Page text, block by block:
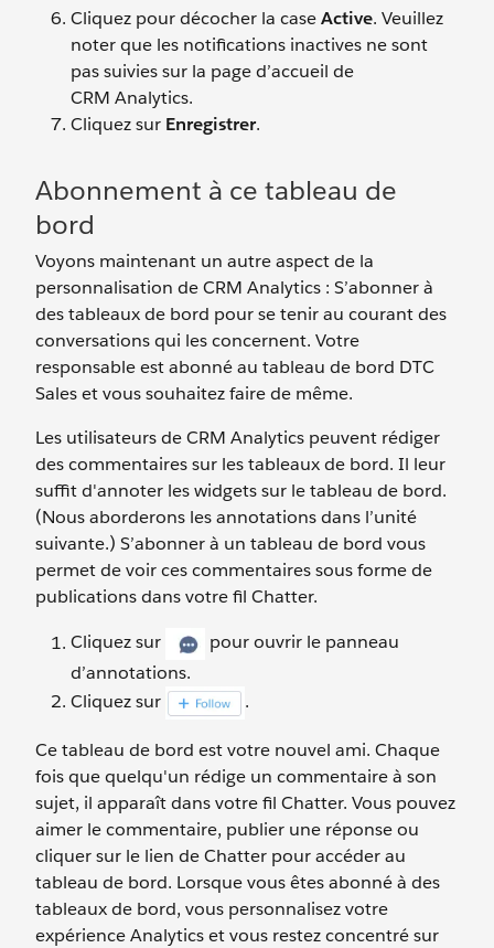
Cliquez pour décocher la caseActive. Veuillez
noter que les notifications inactives ne sont
pas suivies sur la page d’accueil de
CRM Analytics.
Cliquez sur Enregistrer.
Abonnement à ce tableau de
bord
Voyons maintenant un autre aspect de la
personnalisation de CRM Analytics : S’abonner à
des tableaux de bord pour se tenir au courant des
conversations qui les concernent. Votre
responsable est abonné au tableau de bord DTC
Sales et vous souhaitez faire de même.
Les utilisateurs de CRM Analytics peuvent rédiger
des commentaires sur les tableaux de bord. Il leur
suffit d'annoter les widgets sur le tableau de bord.
(Nous aborderons les annotations dans l’unité
suivante.) S’abonner à un tableau de bord vous
permet de voir ces commentaires sous forme de
publications dans votre fil Chatter.
Cliquez sur
pour ouvrir le panneau
d’annotations.
Cliquez sur
.
Ce tableau de bord est votre nouvel ami. Chaque
fois que quelqu'un rédige un commentaire à son
sujet, il apparaît dans votre fil Chatter. Vous pouvez
aimer le commentaire, publier une réponse ou
cliquer sur le lien de Chatter pour accéder au
tableau de bord. Lorsque vous êtes abonné à des
tableaux de bord, vous personnalisez votre
expérience Analytics et vous restez concentré sur